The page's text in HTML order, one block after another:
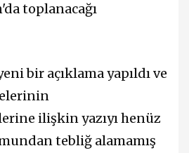
toplanacağı
bir açıklama yapıldı ve
ilişkin yazıyı henüz
tebliğ alamamış